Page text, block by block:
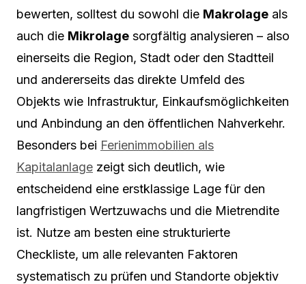
bewerten, solltest du sowohl die Makrolage als
auch die Mikrolage sorgfältig analysieren – also
einerseits die Region, Stadt oder den Stadtteil
und andererseits das direkte Umfeld des
Objekts wie Infrastruktur, Einkaufsmöglichkeiten
und Anbindung an den öffentlichen Nahverkehr.
Besonders bei Ferienimmobilien als
Kapitalanlage zeigt sich deutlich, wie
entscheidend eine erstklassige Lage für den
langfristigen Wertzuwachs und die Mietrendite
ist. Nutze am besten eine strukturierte
Checkliste, um alle relevanten Faktoren
systematisch zu prüfen und Standorte objektiv